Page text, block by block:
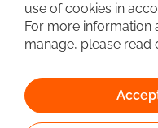
Linked to the network
Employment Service.
Administrative Unit of
according to Resolution
use of cookies in
For more information
manage, please read